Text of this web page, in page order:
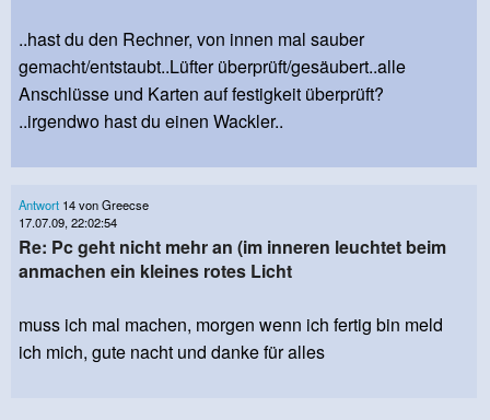
..hast du den Rechner, von innen mal sauber
gemacht/entstaubt..Lüfter überprüft/gesäubert..alle
Anschlüsse und Karten auf festigkeit überprüft?
..irgendwo hast du einen Wackler..
Antwort 14 von Greecse
17.07.09, 22:02:54
Re: Pc geht nicht mehr an (im inneren leuchtet beim
anmachen ein kleines rotes Licht
muss ich mal machen, morgen wenn ich fertig bin meld
ich mich, gute nacht und danke für alles